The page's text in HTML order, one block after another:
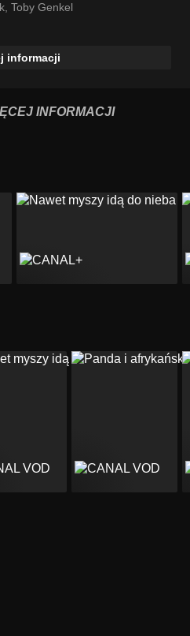
, Toby Genkel
informacji
INFORMACJI